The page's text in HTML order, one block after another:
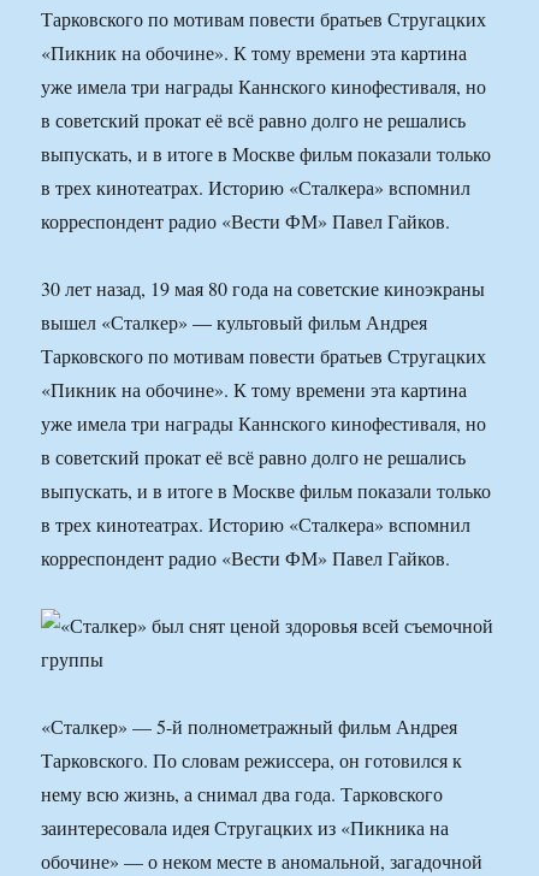
Тарковского по мотивам повести братьев Стругацких
«Пикник на обочине». К тому времени эта картина
уже имела три награды Каннского кинофестиваля, но
в советский прокат её всё равно долго не решались
выпускать, и в итоге в Москве фильм показали только
в трех кинотеатрах. Историю «Сталкера» вспомнил
корреспондент радио «Вести ФМ» Павел Гайков.
30 лет назад, 19 мая 80 года на советские киноэкраны
вышел «Сталкер» — культовый фильм Андрея
Тарковского по мотивам повести братьев Стругацких
«Пикник на обочине». К тому времени эта картина
уже имела три награды Каннского кинофестиваля, но
в советский прокат её всё равно долго не решались
выпускать, и в итоге в Москве фильм показали только
в трех кинотеатрах. Историю «Сталкера» вспомнил
корреспондент радио «Вести ФМ» Павел Гайков.
«Сталкер» — 5-й полнометражный фильм Андрея
Тарковского. По словам режиссера, он готовился к
нему всю жизнь, а снимал два года. Тарковского
заинтересовала идея Стругацких из «Пикника на
обочине» — о неком месте в аномальной, загадочной